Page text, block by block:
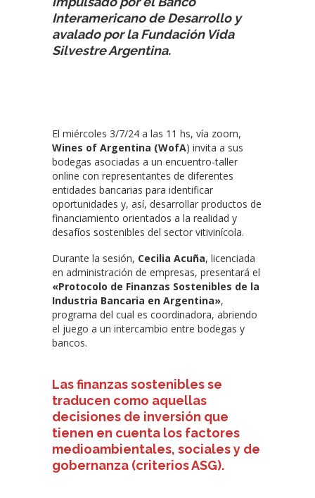
Interamericano de Desarrollo y
avalado por la Fundación Vida
Silvestre Argentina.
El miércoles 3/7/24 a las 11 hs, vía zoom,
Wines of Argentina (WofA) invita a sus
bodegas asociadas a un encuentro-taller
online con representantes de diferentes
entidades bancarias para identificar
oportunidades y, así, desarrollar productos de
financiamiento orientados a la realidad y
desafíos sostenibles del sector vitivinícola.
Durante la sesión, Cecilia Acuña, licenciada
en administración de empresas, presentará el
«Protocolo de Finanzas Sostenibles de la
Industria Bancaria en Argentina»,
programa del cual es coordinadora, abriendo
el juego a un intercambio entre bodegas y
bancos.
Las finanzas sostenibles se
traducen como aquellas
decisiones de inversión que
tienen en cuenta los factores
medioambientales, sociales y de
gobernanza (criterios ASG).